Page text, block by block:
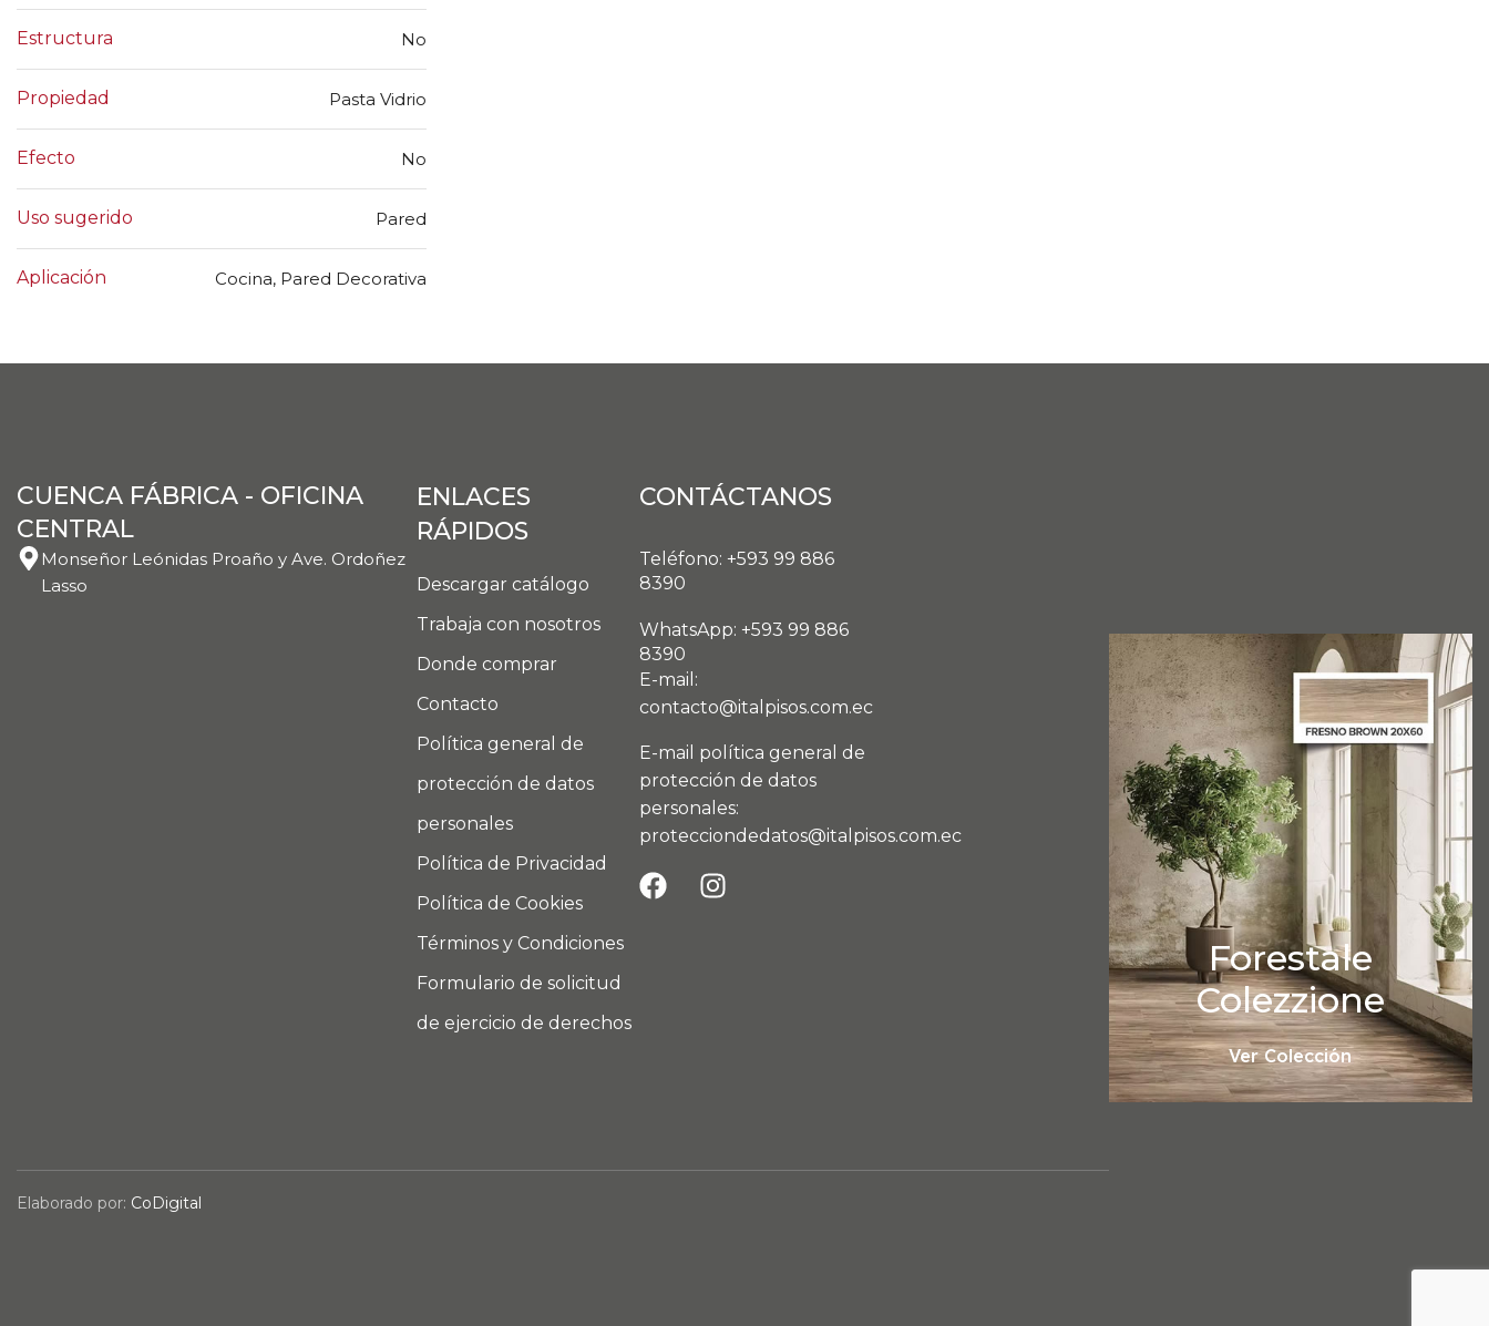
Estructura No
Propiedad Pasta Vidrio
Efecto No
Uso sugerido Pared
Aplicación Cocina, Pared Decorativa
CUENCA FÁBRICA - OFICINA
CENTRAL
Monseñor Leónidas Proaño y Ave. Ordoñez
Lasso
ENLACES
RÁPIDOS
Descargar catálogo
Trabaja con nosotros
Donde comprar
Contacto
Política general de
protección de datos
personales
Política de Privacidad
Política de Cookies
Términos y Condiciones
Formulario de solicitud
de ejercicio de derechos
CONTÁCTANOS
Teléfono: +593 99 886
8390
WhatsApp: +593 99 886
8390
E-mail:
contacto@italpisos.com.ec
E-mail política general de
protección de datos
personales:
protecciondedatos@italpisos.com.ec
Elaborado por: CoDigital
Forestale
Colezzione
Ver Colección